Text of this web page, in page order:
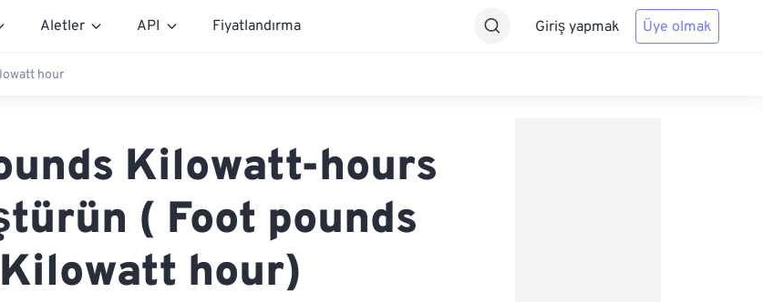
Aletler API Fiyatlandırma Giriş yapmak Üye olmak
hour
Kilowatt-hours
( Foot pounds
Kilowatt hour)